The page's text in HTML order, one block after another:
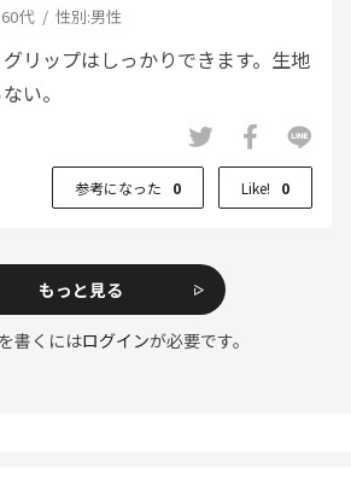
60代 性別:男性
リップはしっかりできます。生地
い。
参考になった 0 Like! 0
もっと見る
書くにはログインが必要です。